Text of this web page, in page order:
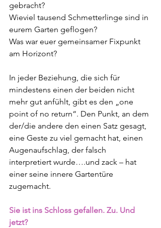
gebracht?
Wieviel tausend Schmetterlinge sind in
eurem Garten geflogen?
Was war euer gemeinsamer Fixpunkt
am Horizont?
In jeder Beziehung, die sich für
mindestens einen der beiden nicht
mehr gut anfühlt, gibt es den „one
point of no return“. Den Punkt, an dem
der/die andere den einen Satz gesagt,
eine Geste zu viel gemacht hat, einen
Augenaufschlag, der falsch
interpretiert wurde….und zack – hat
einer seine innere Gartentüre
zugemacht.
Sie ist ins Schloss gefallen. Zu. Und
jetzt?